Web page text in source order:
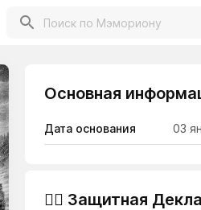
Основная
Дата основания 03
👨‍⚖️ Защитная